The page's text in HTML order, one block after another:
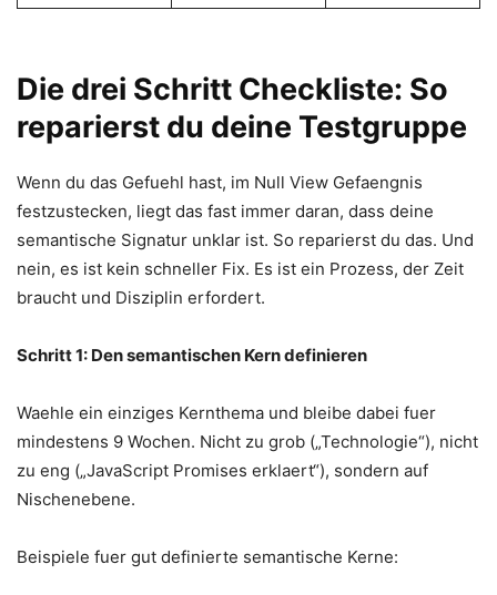
Die drei Schritt Checkliste: So
reparierst du deine Testgruppe
Wenn du das Gefuehl hast, im Null View Gefaengnis
festzustecken, liegt das fast immer daran, dass deine
semantische Signatur unklar ist. So reparierst du das. Und
nein, es ist kein schneller Fix. Es ist ein Prozess, der Zeit
braucht und Disziplin erfordert.
Schritt 1: Den semantischen Kern definieren
Waehle ein einziges Kernthema und bleibe dabei fuer
mindestens 9 Wochen. Nicht zu grob („Technologie“), nicht
zu eng („JavaScript Promises erklaert“), sondern auf
Nischenebene.
Beispiele fuer gut definierte semantische Kerne: